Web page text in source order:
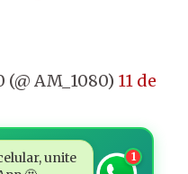
AM_1080) 11 de
unite
1